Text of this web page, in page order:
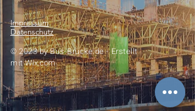
Impressum
Datenschutz
© 2023 byBus-Brücke.de -Erstellt
mitWix.com